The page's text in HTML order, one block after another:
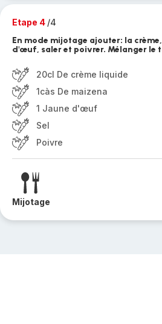
Etape 4 /4
En mode mijotage ajouter: la
d'œuf, saler et poivrer. Mélanger le
20cl De crème liquide
1càs De maizena
1 Jaune d'œuf
Sel
Poivre
Mijotage